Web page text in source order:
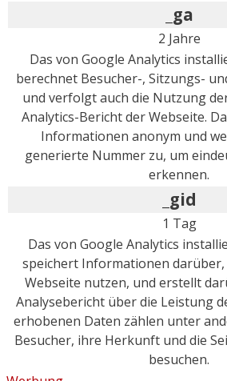
_ga
2 Jahre
Das von Google Analytics
berechnet Besucher-, Sitzungs-
und verfolgt auch die Nutzung
Analytics-Bericht der Webseite.
Informationen anonym und
generierte Nummer zu, um
erkennen.
_gid
1 Tag
Das von Google Analytics
speichert Informationen darüber,
Webseite nutzen, und erstellt
Analysebericht über die Leistung
erhobenen Daten zählen unter
Besucher, ihre Herkunft und die
besuchen.